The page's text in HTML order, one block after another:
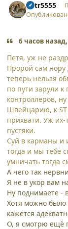
petr5555
6 часов
Петя, уж не
Пророй сам нору
теперь нельзя
по пути зарули
контроллеров,
Швейцарию, к
прихвати. Уж их-
пустяки.
Суй в карманы и
тогда и мы тебе
умничать тогда
А чего так
Я не в укор вам
Ну поднимаете -
Хотя можно было
кажется
О, я смотрю ещё